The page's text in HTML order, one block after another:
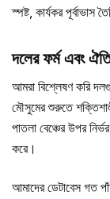
স্পষ্ট, কার্যকর পূর্বাভাস
দলের ফর্ম এবং
আমরা বিশ্লেষণ করি
মৌসুমের শুরুতে
পাতলা বেঞ্চের উপর
করে।
আমাদের ডেটাবেস গত